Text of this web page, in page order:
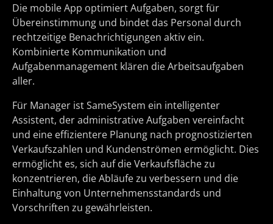
Die mobile App optimiert Aufgaben, sorgt für
Übereinstimmung und bindet das Personal durch
rechtzeitige Benachrichtigungen aktiv ein.
Kombinierte Kommunikation und
Aufgabenmanagement klären die Arbeitsaufgaben
aller.
Für Manager ist SameSystem ein intelligenter
Assistent, der administrative Aufgaben vereinfacht
und eine effizientere Planung nach prognostizierten
Verkaufszahlen und Kundenströmen ermöglicht. Dies
ermöglicht es, sich auf die Verkaufsfläche zu
konzentrieren, die Abläufe zu verbessern und die
Einhaltung von Unternehmensstandards und
Vorschriften zu gewährleisten.